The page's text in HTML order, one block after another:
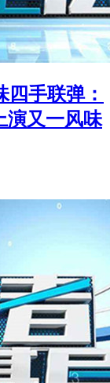
四手联弹：
演又一风味